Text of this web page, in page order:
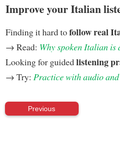
Improve your Italian
Finding it hard tofollow real
→ Read: Why spoken Italian
Looking for guidedlistening
→ Try: Practice with audio
Previous